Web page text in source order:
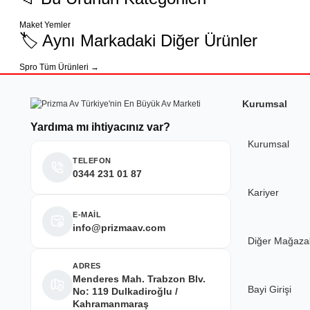
Ürün resmi kalitesiz, bozuk veya görüntülenemiyor.
Ürün açıklamasında eksik bilgiler bulunuyor.
Ürün bilgilerinde hatalar bulunuyor.
Ürün fiyatı diğer sitelerden daha pahalı.
çok iyi
Deneyimini Paylaş
Maket Yemler
🏷️ Aynı Markadaki Diğer Ürünler
Spro Tüm Ürünleri →
Yardıma mı ihtiyacınız var?
TELEFON
0344 231 01 87
E-MAİL
info@prizmaav.com
ADRES
Menderes Mah. Trabzon Blv.
No: 119 Dulkadiroğlu /
Kahramanmaraş
Kurumsal
Kurumsal
Kariyer
Diğer
Bayi Girişi